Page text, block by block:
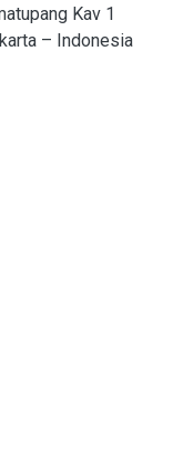
Kav 1
– Indonesia